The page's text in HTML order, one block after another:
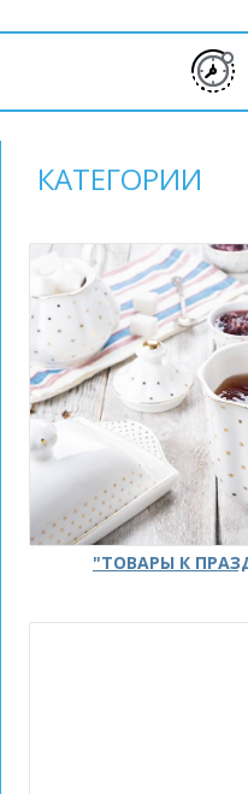
КАТЕГОРИИ
"ТОВАРЫ К